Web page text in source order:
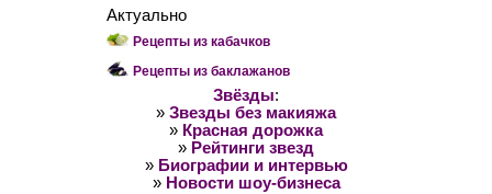
Актуально
Рецепты из кабачков
Рецепты из баклажанов
Звёзды:
» Звезды без макияжа
» Красная дорожка
» Рейтинги звезд
» Биографии и интервью
» Новости шоу-бизнеса